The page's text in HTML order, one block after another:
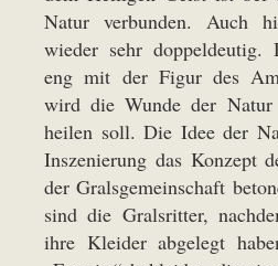
Natur verbunden. Auch
wieder sehr doppeldeutig.
eng mit der Figur des
wird die Wunde der
heilen soll. Die Idee der
Inszenierung das Konzept
der Gralsgemeinschaft
sind die Gralsritter,
ihre Kleider abgelegt